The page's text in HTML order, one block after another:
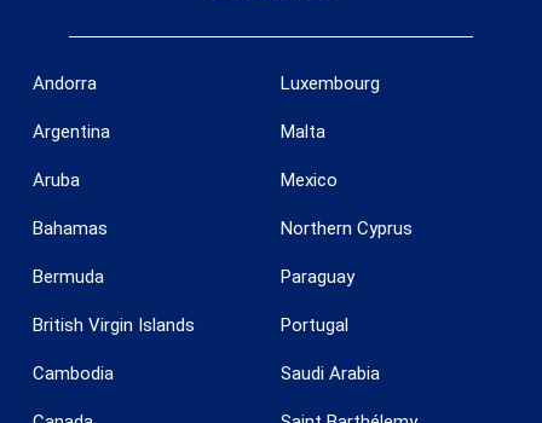
Andorra
Argentina
Aruba
Bahamas
Bermuda
British Virgin Islands
Cambodia
Luxembourg
Malta
Mexico
Northern Cyprus
Paraguay
Portugal
Saudi Arabia